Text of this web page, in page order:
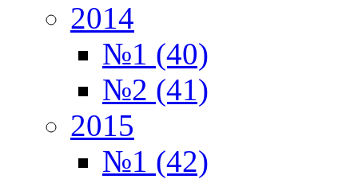
2014
№1 (40)
№2 (41)
2015
№1 (42)